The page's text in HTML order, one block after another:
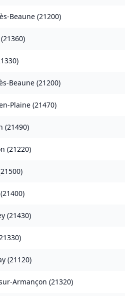
Beaune (21200)
(21360)
)
Beaune (21200)
Plaine (21470)
(21490)
(21220)
21500)
(21400)
(21430)
)
(21120)
Armançon (21320)